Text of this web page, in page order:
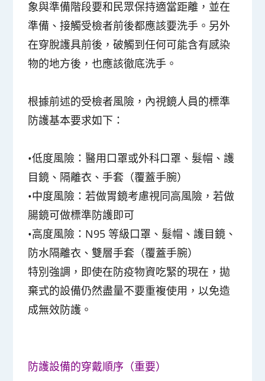
象與準備階段要和民眾保持適當距離，並在
準備、接觸受檢者前後都應該要洗手。另外
在穿脫護具前後，破觸到任何可能含有感染
物的地方後，也應該徹底洗手。
根據前述的受檢者風險，內視鏡人員的標準
防護基本要求如下：
•低度風險：醫用口罩或外科口罩、髮帽、護
目鏡、隔離衣、手套（覆蓋手腕）
•中度風險：若做胃鏡考慮視同高風險，若做
腸鏡可做標準防護即可
•高度風險：N95 等級口罩、髮帽、護目鏡、
防水隔離衣、雙層手套（覆蓋手腕）
特別強調，即使在防疫物資吃緊的現在，拋
棄式的設備仍然盡量不要重複使用，以免造
成無效防護。
防護設備的穿戴順序（重要）